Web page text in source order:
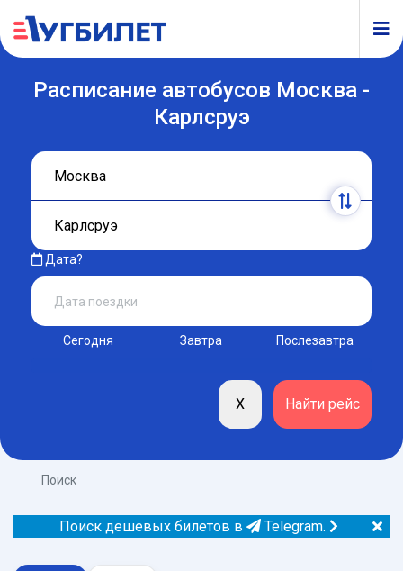
Расписание автобусов Москва -
Карлсруэ
Дата?
Сегодня Завтра Послезавтра
Поиск
Поиск дешевых билетов в Telegram.